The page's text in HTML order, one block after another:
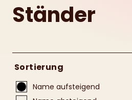
Ständer
Sortierung
Name aufsteigend